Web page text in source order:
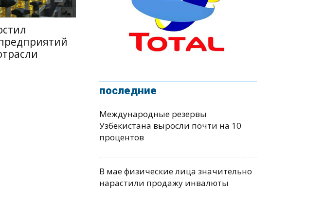
последние
Международные резервы
Узбекистана выросли почти на 10
процентов
В мае физические лица значительно
нарастили продажу инвалюты